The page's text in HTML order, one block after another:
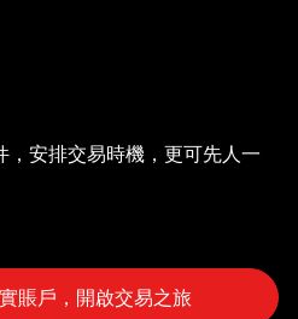
，安排交易時機，更可先人一